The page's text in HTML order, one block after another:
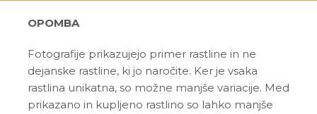
OPOMBA
Fotografije prikazujejo primer rastline in ne
dejanske rastline, ki jo naročite. Ker je vsaka
rastlina unikatna, so možne manjše variacije. Med
prikazano in kupljeno rastlino so lahko manjše